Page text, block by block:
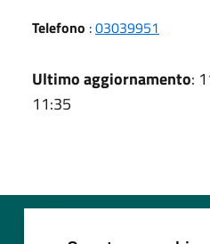
Telefono :03039951
Ultimo aggiornamento:
11:35